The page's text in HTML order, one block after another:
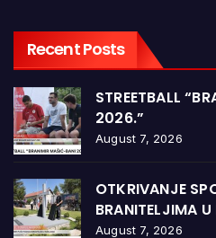
Recent Posts
STREETBALL
2026.”
August 7, 2026
OTKRIVANJE
BRANITELJIMA
August 7, 2026